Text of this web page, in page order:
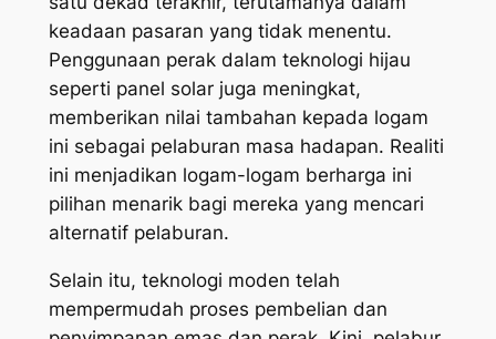
keadaan pasaran yang tidak menentu.
Penggunaan perak dalam teknologi hijau
seperti panel solar juga meningkat,
memberikan nilai tambahan kepada logam
ini sebagai pelaburan masa hadapan. Realiti
ini menjadikan logam-logam berharga ini
pilihan menarik bagi mereka yang mencari
alternatif pelaburan.
Selain itu, teknologi moden telah
mempermudah proses pembelian dan